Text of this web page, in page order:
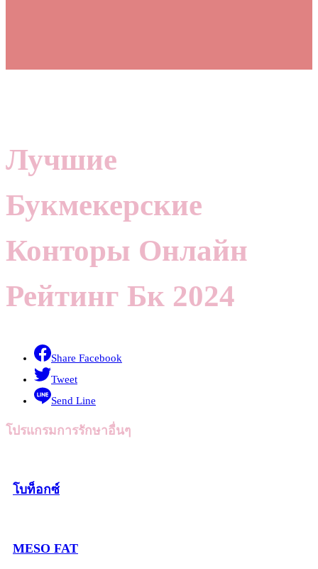
Лучшие
Букмекерские
Конторы Онлайн
Рейтинг Бк 2024
Share Facebook
Tweet
Send Line
โปรแกรมการรักษาอื่นๆ
โบท็อกซ์
MESO FAT